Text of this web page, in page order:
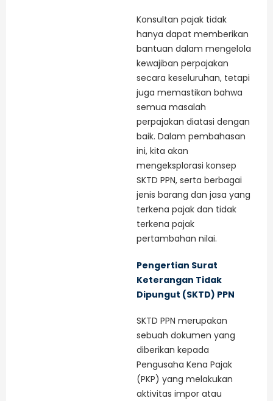
Konsultan pajak tidak
hanya dapat memberikan
bantuan dalam mengelola
kewajiban perpajakan
secara keseluruhan, tetapi
juga memastikan bahwa
semua masalah
perpajakan diatasi dengan
baik. Dalam pembahasan
ini, kita akan
mengeksplorasi konsep
SKTD PPN, serta berbagai
jenis barang dan jasa yang
terkena pajak dan tidak
terkena pajak
pertambahan nilai.
Pengertian Surat
Keterangan Tidak
Dipungut (SKTD) PPN
SKTD PPN merupakan
sebuah dokumen yang
diberikan kepada
Pengusaha Kena Pajak
(PKP) yang melakukan
aktivitas impor atau